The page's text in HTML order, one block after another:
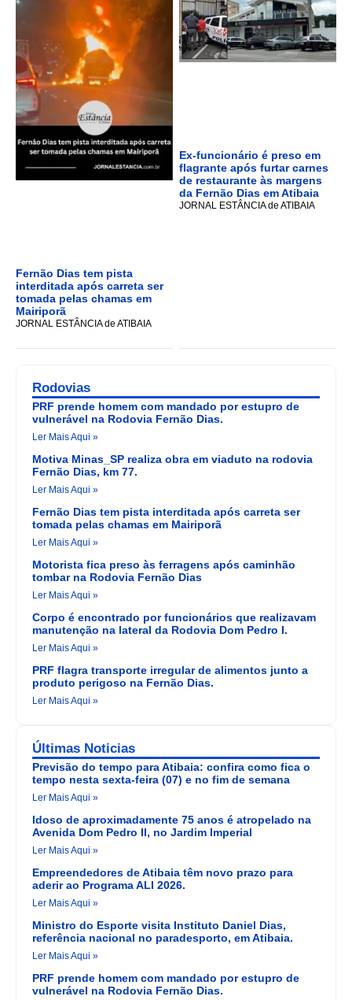
Fernão Dias tem pista
interditada após carreta ser
tomada pelas chamas em
Mairiporã
JORNAL ESTÂNCIA de ATIBAIA
Ex-funcionário é preso em
flagrante após furtar carnes
de restaurante às margens
da Fernão Dias em Atibaia
JORNAL ESTÂNCIA de ATIBAIA
Rodovias
PRF prende homem com mandado por estupro de
vulnerável na Rodovia Fernão Dias.
Ler Mais Aqui »
Motiva Minas_SP realiza obra em viaduto na rodovia
Fernão Dias, km 77.
Ler Mais Aqui »
Fernão Dias tem pista interditada após carreta ser
tomada pelas chamas em Mairiporã
Ler Mais Aqui »
Motorista fica preso às ferragens após caminhão
tombar na Rodovia Fernão Dias
Ler Mais Aqui »
Corpo é encontrado por funcionários que realizavam
manutenção na lateral da Rodovia Dom Pedro I.
Ler Mais Aqui »
PRF flagra transporte irregular de alimentos junto a
produto perigoso na Fernão Dias.
Ler Mais Aqui »
Últimas Noticias
Previsão do tempo para Atibaia: confira como fica o
tempo nesta sexta-feira (07) e no fim de semana
Ler Mais Aqui »
Idoso de aproximadamente 75 anos é atropelado na
Avenida Dom Pedro II, no Jardim Imperial
Ler Mais Aqui »
Empreendedores de Atibaia têm novo prazo para
aderir ao Programa ALI 2026.
Ler Mais Aqui »
Ministro do Esporte visita Instituto Daniel Dias,
referência nacional no paradesporto, em Atibaia.
Ler Mais Aqui »
PRF prende homem com mandado por estupro de
vulnerável na Rodovia Fernão Dias.